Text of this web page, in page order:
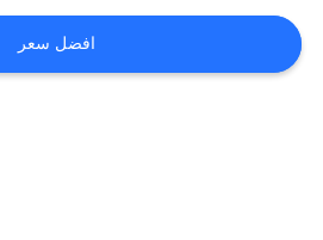
اطلب
عرض
افضل سعر